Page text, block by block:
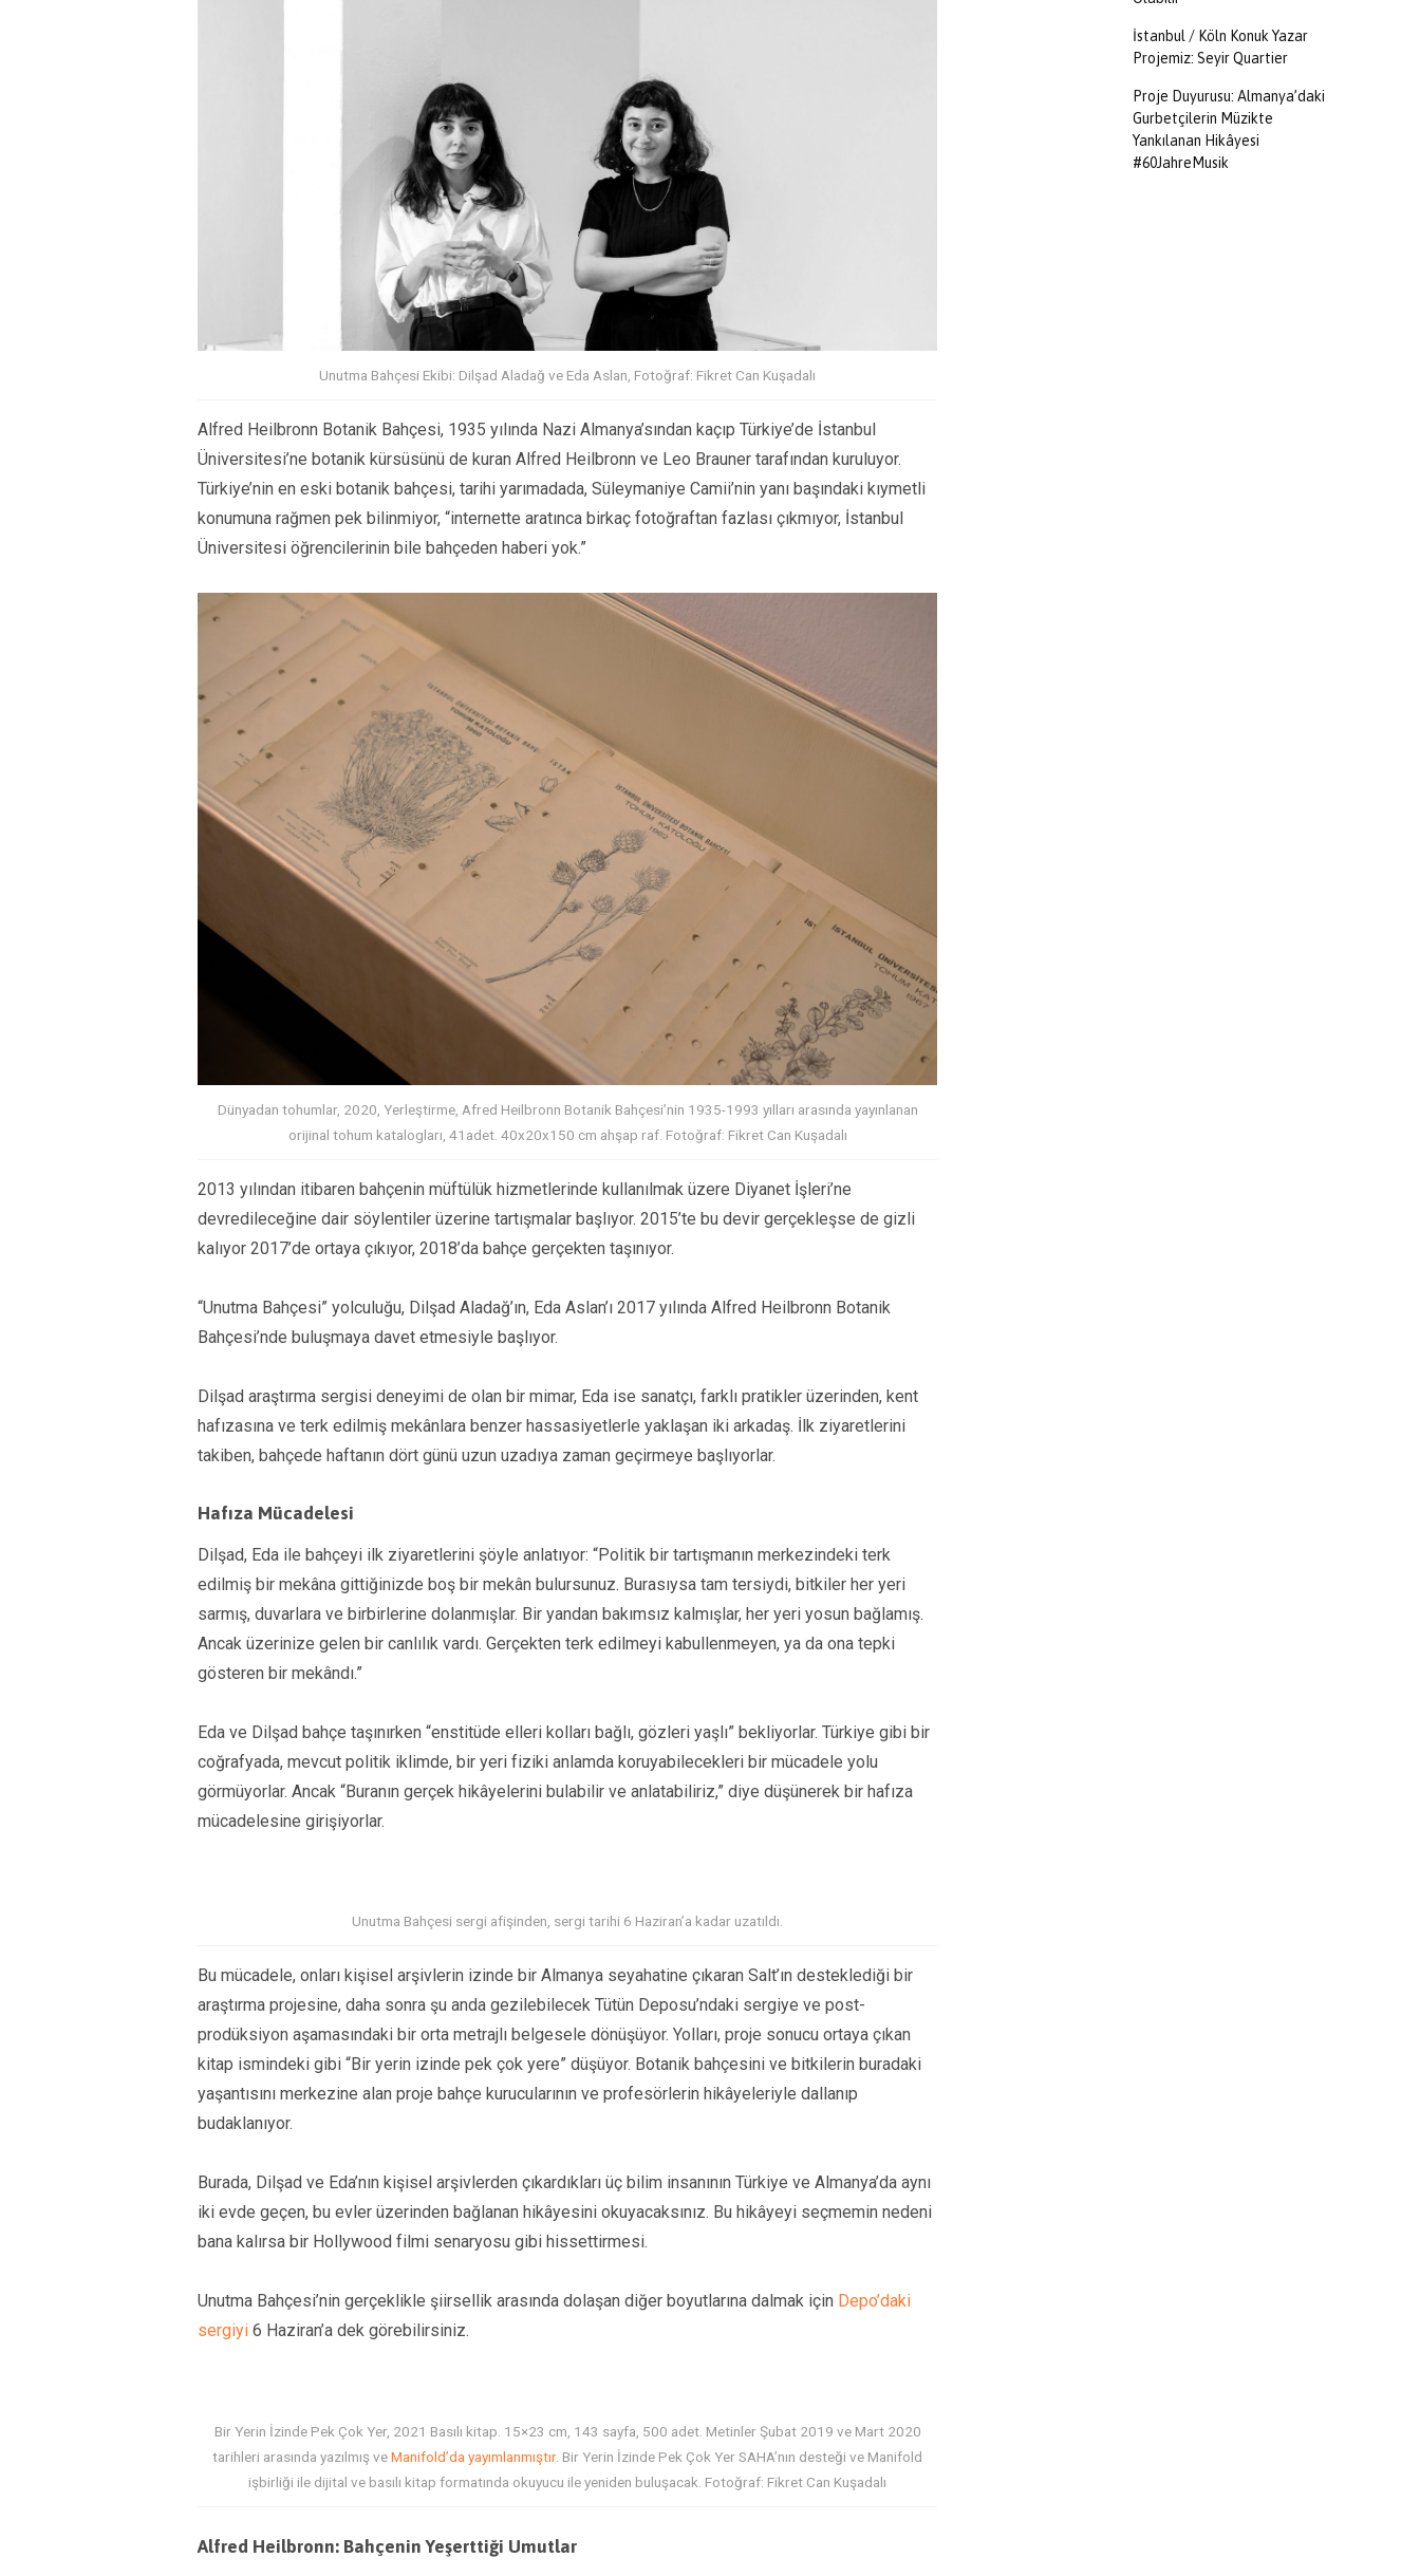
Unutma Bahçesi Ekibi: Dilşad Aladağ ve Eda Aslan, Fotoğraf: Fikret Can Kuşadalı
Alfred Heilbronn Botanik Bahçesi, 1935 yılında Nazi Almanya’sından kaçıp Türkiye’de İstanbul
Üniversitesi’ne botanik kürsüsünü de kuran Alfred Heilbronn ve Leo Brauner tarafından kuruluyor.
Türkiye’nin en eski botanik bahçesi, tarihi yarımadada, Süleymaniye Camii’nin yanı başındaki kıymetli
konumuna rağmen pek bilinmiyor, “internette aratınca birkaç fotoğraftan fazlası çıkmıyor, İstanbul
Üniversitesi öğrencilerinin bile bahçeden haberi yok.”
Dünyadan tohumlar, 2020, Yerleştirme, Afred Heilbronn Botanik Bahçesi’nin 1935-1993 yılları arasında yayınlanan
orijinal tohum katalogları, 41adet. 40x20x150 cm ahşap raf. Fotoğraf: Fikret Can Kuşadalı
2013 yılından itibaren bahçenin müftülük hizmetlerinde kullanılmak üzere Diyanet İşleri’ne
devredileceğine dair söylentiler üzerine tartışmalar başlıyor. 2015’te bu devir gerçekleşse de gizli
kalıyor 2017’de ortaya çıkıyor, 2018’da bahçe gerçekten taşınıyor.
“Unutma Bahçesi” yolculuğu, Dilşad Aladağ’ın, Eda Aslan’ı 2017 yılında Alfred Heilbronn Botanik
Bahçesi’nde buluşmaya davet etmesiyle başlıyor.
Dilşad araştırma sergisi deneyimi de olan bir mimar, Eda ise sanatçı, farklı pratikler üzerinden, kent
hafızasına ve terk edilmiş mekânlara benzer hassasiyetlerle yaklaşan iki arkadaş. İlk ziyaretlerini
takiben, bahçede haftanın dört günü uzun uzadıya zaman geçirmeye başlıyorlar.
Hafıza Mücadelesi
Dilşad, Eda ile bahçeyi ilk ziyaretlerini şöyle anlatıyor: “Politik bir tartışmanın merkezindeki terk
edilmiş bir mekâna gittiğinizde boş bir mekân bulursunuz. Burasıysa tam tersiydi, bitkiler her yeri
sarmış, duvarlara ve birbirlerine dolanmışlar. Bir yandan bakımsız kalmışlar, her yeri yosun bağlamış.
Ancak üzerinize gelen bir canlılık vardı. Gerçekten terk edilmeyi kabullenmeyen, ya da ona tepki
gösteren bir mekândı.”
Eda ve Dilşad bahçe taşınırken “enstitüde elleri kolları bağlı, gözleri yaşlı” bekliyorlar. Türkiye gibi bir
coğrafyada, mevcut politik iklimde, bir yeri fiziki anlamda koruyabilecekleri bir mücadele yolu
görmüyorlar. Ancak “Buranın gerçek hikâyelerini bulabilir ve anlatabiliriz,” diye düşünerek bir hafıza
mücadelesine girişiyorlar.
Unutma Bahçesi sergi afişinden, sergi tarihi 6 Haziran’a kadar uzatıldı.
Bu mücadele, onları kişisel arşivlerin izinde bir Almanya seyahatine çıkaran Salt’ın desteklediği bir
araştırma projesine, daha sonra şu anda gezilebilecek Tütün Deposu’ndaki sergiye ve post-
prodüksiyon aşamasındaki bir orta metrajlı belgesele dönüşüyor. Yolları, proje sonucu ortaya çıkan
kitap ismindeki gibi “Bir yerin izinde pek çok yere” düşüyor. Botanik bahçesini ve bitkilerin buradaki
yaşantısını merkezine alan proje bahçe kurucularının ve profesörlerin hikâyeleriyle dallanıp
budaklanıyor.
Burada, Dilşad ve Eda’nın kişisel arşivlerden çıkardıkları üç bilim insanının Türkiye ve Almanya’da aynı
iki evde geçen, bu evler üzerinden bağlanan hikâyesini okuyacaksınız. Bu hikâyeyi seçmemin nedeni
bana kalırsa bir Hollywood filmi senaryosu gibi hissettirmesi.
Unutma Bahçesi’nin gerçeklikle şiirsellik arasında dolaşan diğer boyutlarına dalmak için Depo’daki
sergiyi 6 Haziran’a dek görebilirsiniz.
Bir Yerin İzinde Pek Çok Yer, 2021 Basılı kitap. 15×23 cm, 143 sayfa, 500 adet. Metinler Şubat 2019 ve Mart 2020
tarihleri arasında yazılmış veManifold’da yayımlanmıştır. Bir Yerin İzinde Pek Çok Yer SAHA’nın desteği ve Manifold
işbirliği ile dijital ve basılı kitap formatında okuyucu ile yeniden buluşacak. Fotoğraf: Fikret Can Kuşadalı
Alfred Heilbronn: Bahçenin Yeşerttiği Umutlar
İstanbul / Köln Konuk Yazar
Projemiz: Seyir Quartier
Proje Duyurusu: Almanya’daki
Gurbetçilerin Müzikte
Yankılanan Hikâyesi
#60JahreMusik